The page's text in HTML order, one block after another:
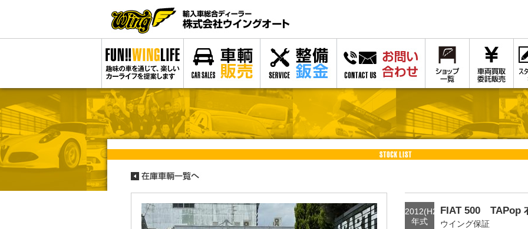
2012(H24)
年式
FIAT 500 TAPop
ウイング保証